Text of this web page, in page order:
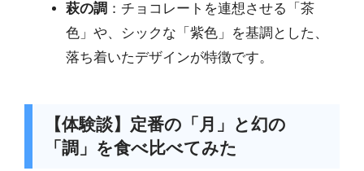
萩の調 ：チョコレートを連想させる「茶
色」や、シックな「紫色」を基調とした、
落ち着いたデザインが特徴です。
【体験談】定番の「月」と幻の
「調」を食べ比べてみた